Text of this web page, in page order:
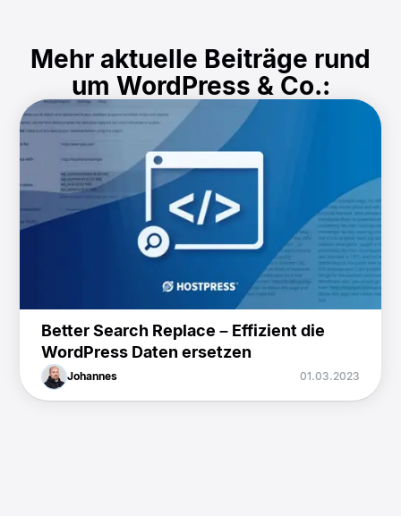
Mehr aktuelle Beiträge rund
um WordPress & Co.:
Better Search Replace – Effizient die
WordPress Daten ersetzen
Johannes 01.03.2023